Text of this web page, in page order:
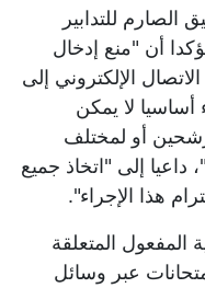
للتدابير
أن "منع إدخال
الإلكتروني إلى
لا يمكن
أو لمختلف
داعيا إلى "اتخاذ جميع
هذا الإجراء".
المفعول المتعلقة
عبر وسائل